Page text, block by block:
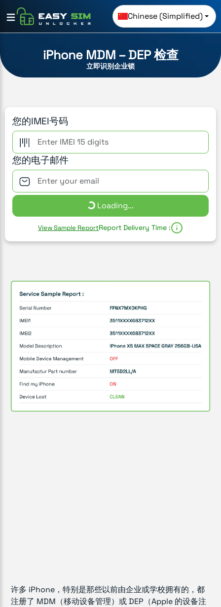
Chinese (Simplified)
iPhone MDM – DEP 检查
立即识别企业锁
您的IMEI号码
您的电子邮件
Loading...
View Sample ReportReport Delivery Time :
许多 iPhone，特别是那些以前由企业或学校拥有的，都
注册了 MDM（移动设备管理）或 DEP（Apple 的设备注